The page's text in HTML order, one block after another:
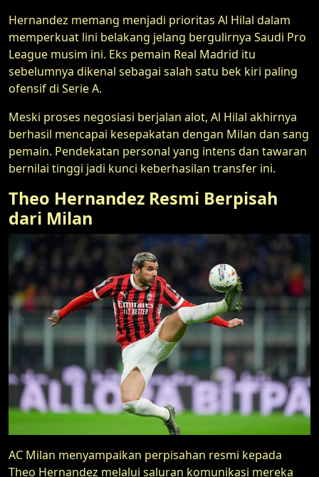
Hernandez memang menjadi prioritas Al Hilal dalam
memperkuat lini belakang jelang bergulirnya Saudi Pro
League musim ini. Eks pemain Real Madrid itu
sebelumnya dikenal sebagai salah satu bek kiri paling
ofensif di Serie A.
Meski proses negosiasi berjalan alot, Al Hilal akhirnya
berhasil mencapai kesepakatan dengan Milan dan sang
pemain. Pendekatan personal yang intens dan tawaran
bernilai tinggi jadi kunci keberhasilan transfer ini.
Theo Hernandez Resmi Berpisah
dari Milan
AC Milan menyampaikan perpisahan resmi kepada
Theo Hernandez melalui saluran komunikasi mereka